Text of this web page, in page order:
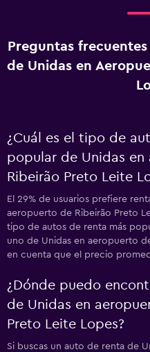
Preguntas
de Unidas en
¿Cuál es el tipo de
popular de Unidas
Ribeirão Preto Leite
El 29% de usuarios prefiere
aeropuerto de Ribeirão Preto
tipo de autos de renta más
uno de Unidas en aeropuerto
en cuenta que el precio
¿Dónde puedo
de Unidas en
Preto Leite Lopes?
Si buscas un auto de renta de